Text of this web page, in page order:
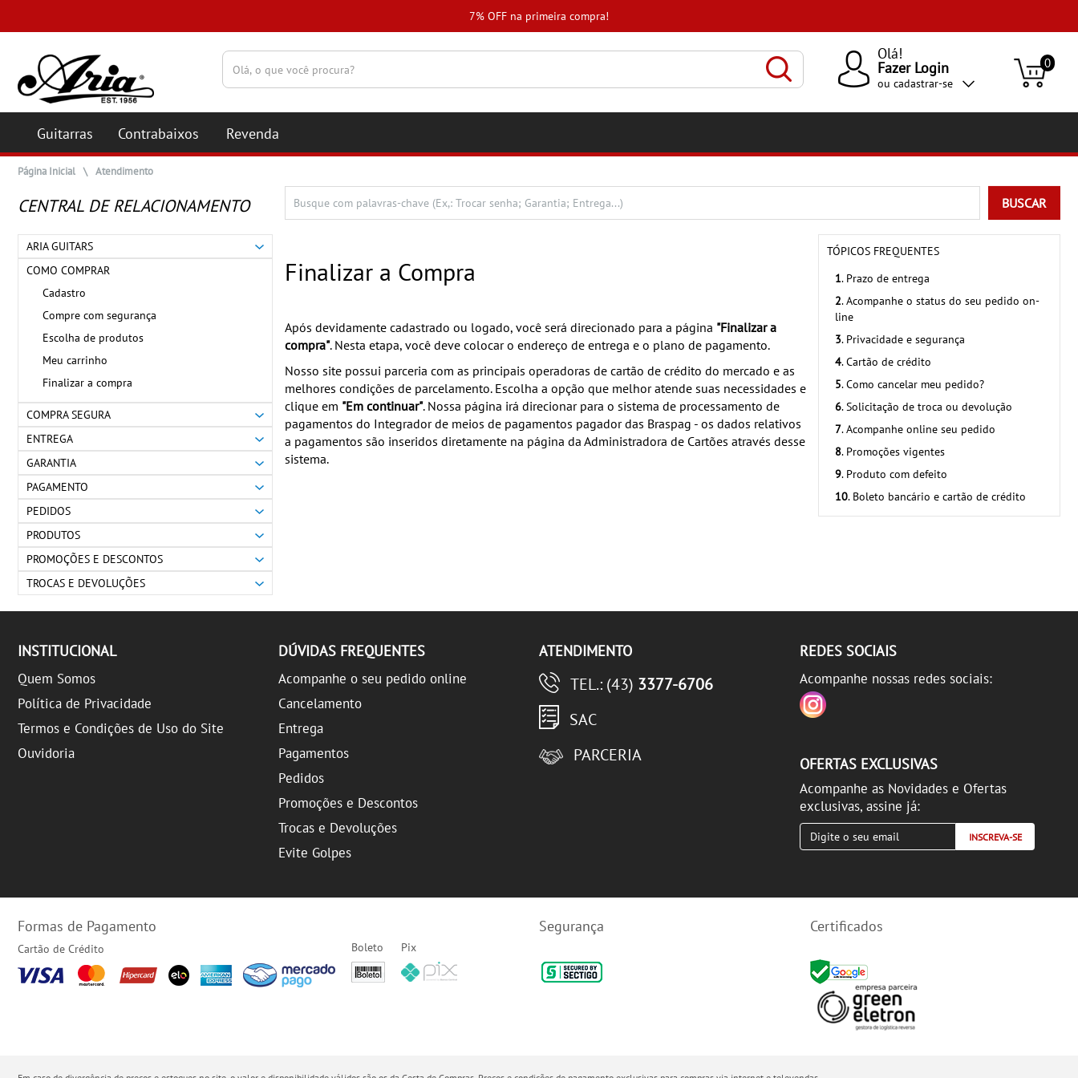
7% OFF na primeira compra!
Olá!
Fazer Login
ou cadastrar-se
0
Guitarras Contrabaixos Revenda
Página Inicial \ Atendimento
CENTRAL DE RELACIONAMENTO BUSCAR
ARIA GUITARS
COMO COMPRAR
Cadastro
Compre com segurança
Escolha de produtos
Meu carrinho
Finalizar a compra
COMPRA SEGURA
ENTREGA
GARANTIA
PAGAMENTO
PEDIDOS
PRODUTOS
PROMOÇÕES E DESCONTOS
TROCAS E DEVOLUÇÕES
Finalizar a Compra
Após devidamente cadastrado ou logado, você será direcionado para a página "Finalizar a
compra". Nesta etapa, você deve colocar o endereço de entrega e o plano de pagamento.
Nosso site possui parceria com as principais operadoras de cartão de crédito do mercado e as
melhores condições de parcelamento. Escolha a opção que melhor atende suas necessidades e
clique em "Em continuar". Nossa página irá direcionar para o sistema de processamento de
pagamentos do Integrador de meios de pagamentos pagador das Braspag - os dados relativos
a pagamentos são inseridos diretamente na página da Administradora de Cartões através desse
sistema.
TÓPICOS FREQUENTES
1. Prazo de entrega
2. Acompanhe o status do seu pedido on-
line
3. Privacidade e segurança
4. Cartão de crédito
5. Como cancelar meu pedido?
6. Solicitação de troca ou devolução
7. Acompanhe online seu pedido
8. Promoções vigentes
9. Produto com defeito
10. Boleto bancário e cartão de crédito
INSTITUCIONAL
Quem Somos
Política de Privacidade
Termos e Condições de Uso do Site
Ouvidoria
DÚVIDAS FREQUENTES
Acompanhe o seu pedido online
Cancelamento
Entrega
Pagamentos
Pedidos
Promoções e Descontos
Trocas e Devoluções
Evite Golpes
ATENDIMENTO
TEL.: (43) 3377-6706
SAC
PARCERIA
REDES SOCIAIS
Acompanhe nossas redes sociais:
OFERTAS EXCLUSIVAS
Acompanhe as Novidades e Ofertas
exclusivas, assine já:
INSCREVA-SE
Formas de Pagamento
Cartão de Crédito Boleto Pix
Segurança Certificados